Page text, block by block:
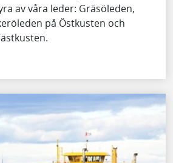
av våra leder: Gräsöleden,
på Östkusten och